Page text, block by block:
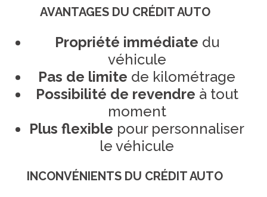
AVANTAGES DU CRÉDIT AUTO
Propriété immédiate du
véhicule
Pas de limite de kilométrage
Possibilité de revendre à tout
moment
Plus flexible pour personnaliser
le véhicule
INCONVÉNIENTS DU CRÉDIT AUTO